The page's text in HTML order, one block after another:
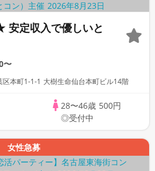
定収入で優しいと
〜
本町1-1-1 大樹生命仙台本町ビル14階
28〜46歳 500円
◎受付中
女性急募